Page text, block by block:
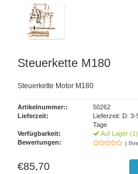
Steuerkette M180
Steuerkette Motor M180
Artikelnummer::
50262
Lieferzeit:
Lieferzeit: D:
Tage
Verfügbarkeit:
Auf Lager (1)
Bewertungen:
|
€85,70